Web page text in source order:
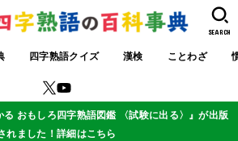
四字熟語クイズ 漢検 ことわざ
SEARCH
おもしろ四字熟語図鑑 〈試験に出る〉』が出版
れました！詳細はこちら